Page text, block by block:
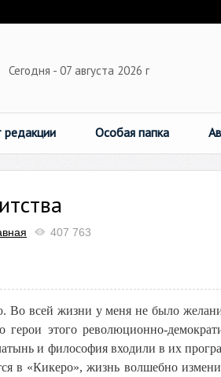
Сегодня - 07 августа 2026 г
редакции Особая папка
407 763
Во всей жизни у меня не было
этого революционно-
и философия входили в их
в «Кикеро», жизнь волшебно